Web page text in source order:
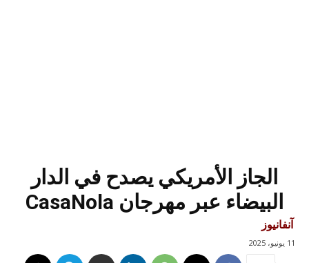
الجاز الأمريكي يصدح في الدار
البيضاء عبر مهرجان CasaNola
آنفانيوز
11 يونيو، 2025